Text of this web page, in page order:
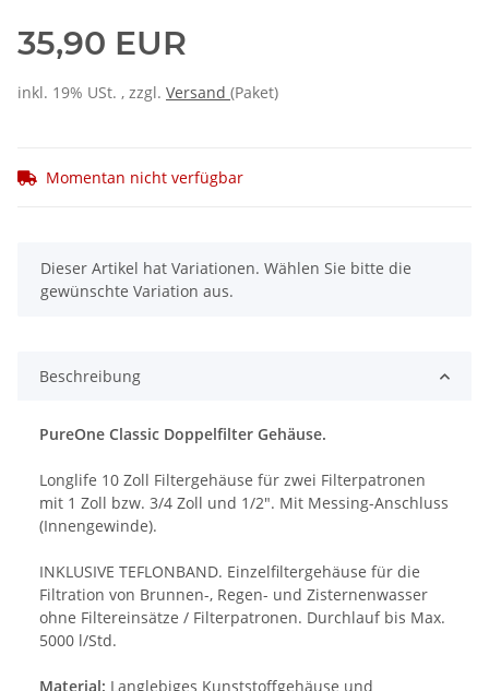
35,90 EUR
inkl. 19% USt. , zzgl. Versand (Paket)
Momentan nicht verfügbar
x
Dieser Artikel hat Variationen. Wählen Sie bitte die
gewünschte Variation aus.
Beschreibung
PureOne Classic Doppelfilter Gehäuse.
Longlife 10 Zoll Filtergehäuse für zwei Filterpatronen
mit 1 Zoll bzw. 3/4 Zoll und 1/2". Mit Messing-Anschluss
(Innengewinde).
INKLUSIVE TEFLONBAND. Einzelfiltergehäuse für die
Filtration von Brunnen-, Regen- und Zisternenwasser
ohne Filtereinsätze / Filterpatronen. Durchlauf bis Max.
5000 l/Std.
Material: Langlebiges Kunststoffgehäuse und